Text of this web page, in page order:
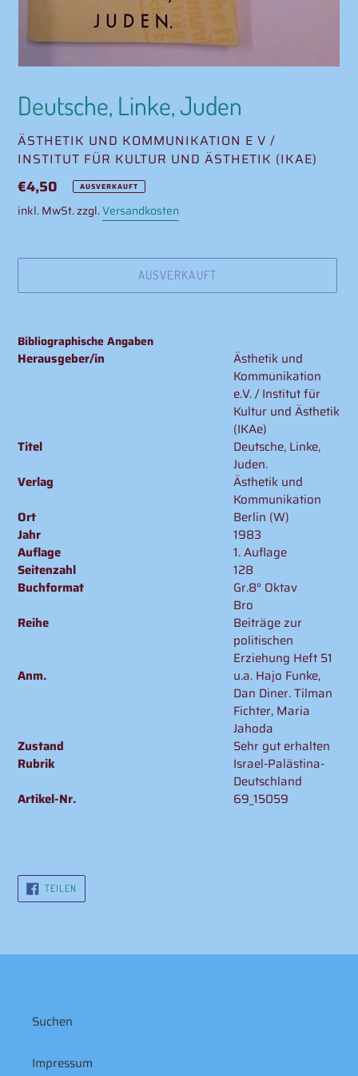
Deutsche, Linke, Juden
VERKÄUFER
ÄSTHETIK UND KOMMUNIKATION E V /
INSTITUT FÜR KULTUR UND ÄSTHETIK (IKAE)
Normaler
Preis
€4,50 AUSVERKAUFT
inkl. MwSt. zzgl.Versandkosten
AUSVERKAUFT
wird
zum
Warenkorb
Bibliographische Angaben
Herausgeber/in
Ästhetik und
Kommunikation
e.V. / Institut für
Kultur und Ästhetik
(IKAe)
Titel
Deutsche, Linke,
Juden.
Verlag
Ästhetik und
Kommunikation
Ort
Berlin (W)
Jahr
1983
Auflage
1. Auflage
Seitenzahl
128
Buchformat
Gr.8° Oktav
Bro
Reihe
Beiträge zur
politischen
Erziehung Heft 51
Anm.
u.a. Hajo Funke,
Dan Diner. Tilman
Fichter, Maria
Jahoda
Zustand
Sehr gut erhalten
Rubrik
Israel-Palästina-
Deutschland
Artikel-Nr.
69_15059
TEILEN
TEILEN
Suchen
Impressum